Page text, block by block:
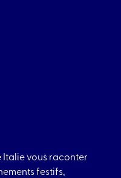
Italie vous raconter
festifs,